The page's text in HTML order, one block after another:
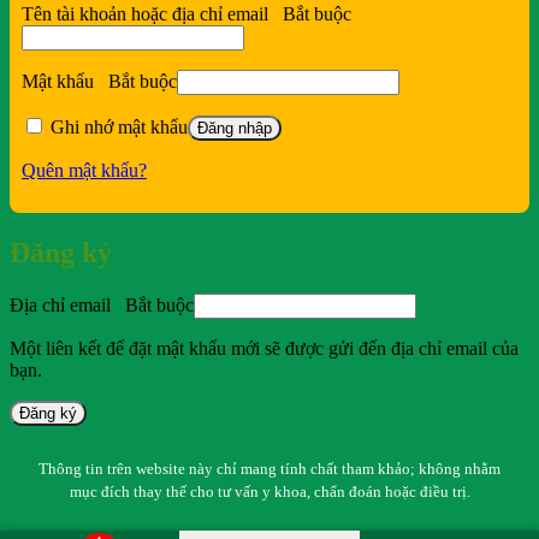
Tên tài khoản hoặc địa chỉ email Bắt buộc
Mật khẩu Bắt buộc
Ghi nhớ mật khẩu Đăng nhập
Quên mật khẩu?
Đăng ký
Địa chỉ email Bắt buộc
Một liên kết để đặt mật khẩu mới sẽ được gửi đến địa chỉ email của
bạn.
Đăng ký
Thông tin trên website này chỉ mang tính chất tham khảo; không nhằm
mục đích thay thế cho tư vấn y khoa, chẩn đoán hoặc điều trị.